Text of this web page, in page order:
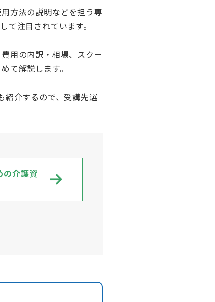
方法の説明などを担う専
て注目されています。
用の内訳・相場、スクー
て解説します。
紹介するので、受講先選
の介護資